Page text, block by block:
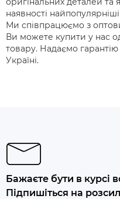
наявності
Ми співпрацюємо з
Ви можете купити у нас
товару. Надаємо
Україні.
Бажаєте бути в курсі
Підпишіться на